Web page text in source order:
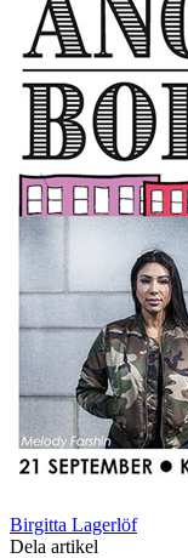
Birgitta Lagerlöf
Dela artikel